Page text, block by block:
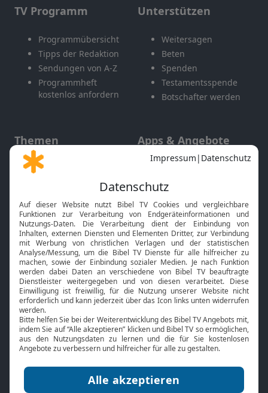
TV Programm
Programmübersicht
Tipps der Redaktion
Sendungen von A-Z
Programmheft
kostenlos anfordern
Unterstützen
Weitersagen
Beten
Spenden
Testamentsspende
Botschafter werden
Themen
Gott und Bibel erklärt
Neuigkeiten
Apps & Angebote
Mobile App
Smart TV
HbbTV
Bibelthek Online-Bibel
Nächster Gottesdienst
Bibel TV
Über uns
Jobs
Mediadaten
Service
Kontakt
TV-Empfang